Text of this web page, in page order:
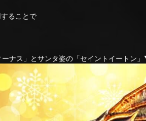
ることで
ナス」とサンタ姿の「セイントイートン